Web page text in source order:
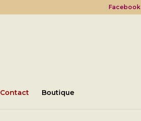
Facebook
Contact Boutique